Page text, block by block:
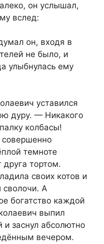
он услышал,
вслед:
он, входя в
не было, и
улыбнулась ему
уставился
дуру. — Никакого
колбасы!
темноте
друга тортом.
своих котов и
сволочи. А
богатство каждой
выпил
и заснул абсолютно
вечером.